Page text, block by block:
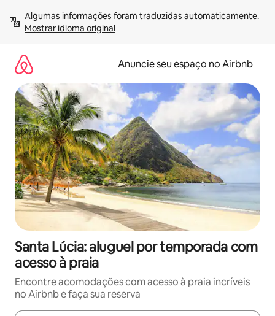
para
Mostrar idioma original
Anuncie seu espaço no Airbnb
Santa Lúcia: aluguel por temporada com
acesso à praia
Encontre acomodações com acesso à praia incríveis
no Airbnb e faça sua reserva